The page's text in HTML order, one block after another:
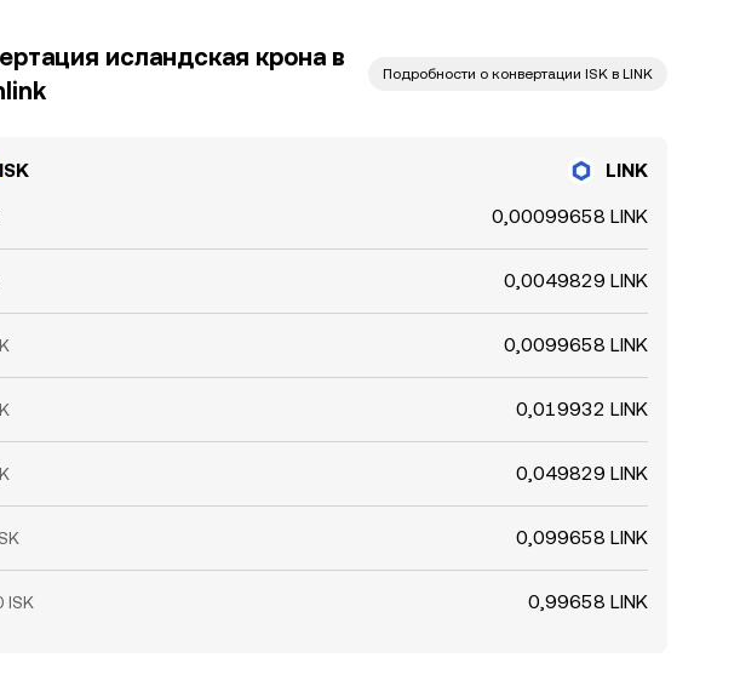
исландская крона в
Подробности о конвертации ISK в LINK
ISK LINK
0,00099658 LINK
0,0049829 LINK
0,0099658 LINK
0,019932 LINK
0,049829 LINK
0,099658 LINK
ISK 0,99658 LINK